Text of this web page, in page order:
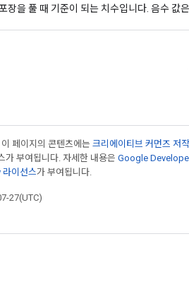
장을 풀 때 기준이 되는 치수입니다. 음수 값
페이지의 콘텐츠에는 크리에이티브 커먼즈 저
가 부여됩니다. 자세한 내용은 Google
이선스가 부여됩니다.
27(UTC)